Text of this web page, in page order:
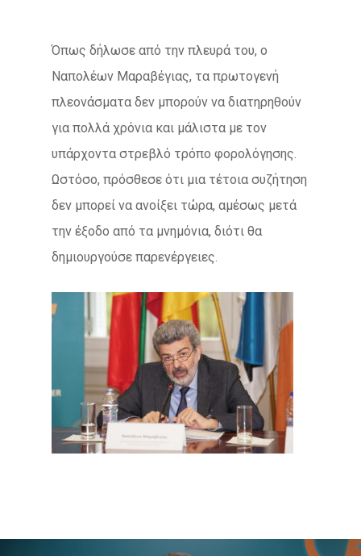
Όπως δήλωσε από την πλευρά του, ο
Ναπολέων Μαραβέγιας, τα πρωτογενή
πλεονάσματα δεν μπορούν να διατηρηθούν
για πολλά χρόνια και μάλιστα με τον
υπάρχοντα στρεβλό τρόπο φορολόγησης.
Ωστόσο, πρόσθεσε ότι μια τέτοια συζήτηση
δεν μπορεί να ανοίξει τώρα, αμέσως μετά
την έξοδο από τα μνημόνια, διότι θα
δημιουργούσε παρενέργειες.